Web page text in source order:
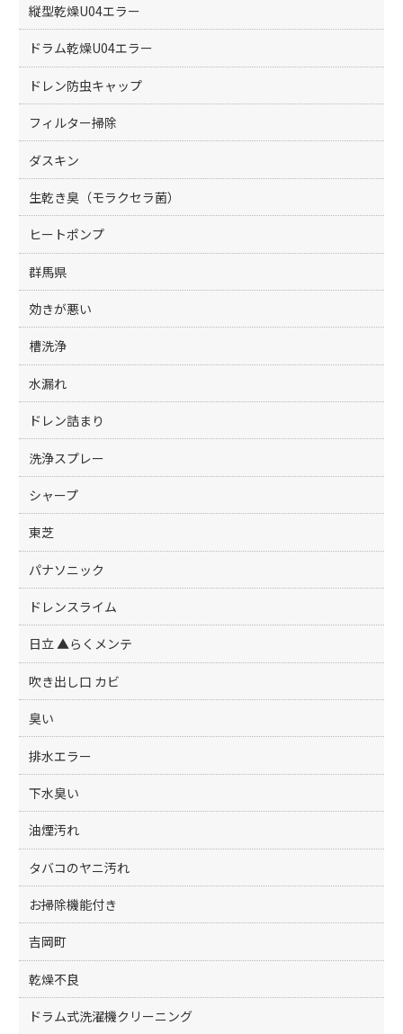
縦型乾燥U04エラー
ドラム乾燥U04エラー
ドレン防虫キャップ
フィルター掃除
ダスキン
生乾き臭（モラクセラ菌）
ヒートポンプ
群馬県
効きが悪い
槽洗浄
水漏れ
ドレン詰まり
洗浄スプレー
シャープ
東芝
パナソニック
ドレンスライム
日立 ▲らくメンテ
吹き出し口 カビ
臭い
排水エラー
下水臭い
油煙汚れ
タバコのヤニ汚れ
お掃除機能付き
吉岡町
乾燥不良
ドラム式洗濯機クリーニング